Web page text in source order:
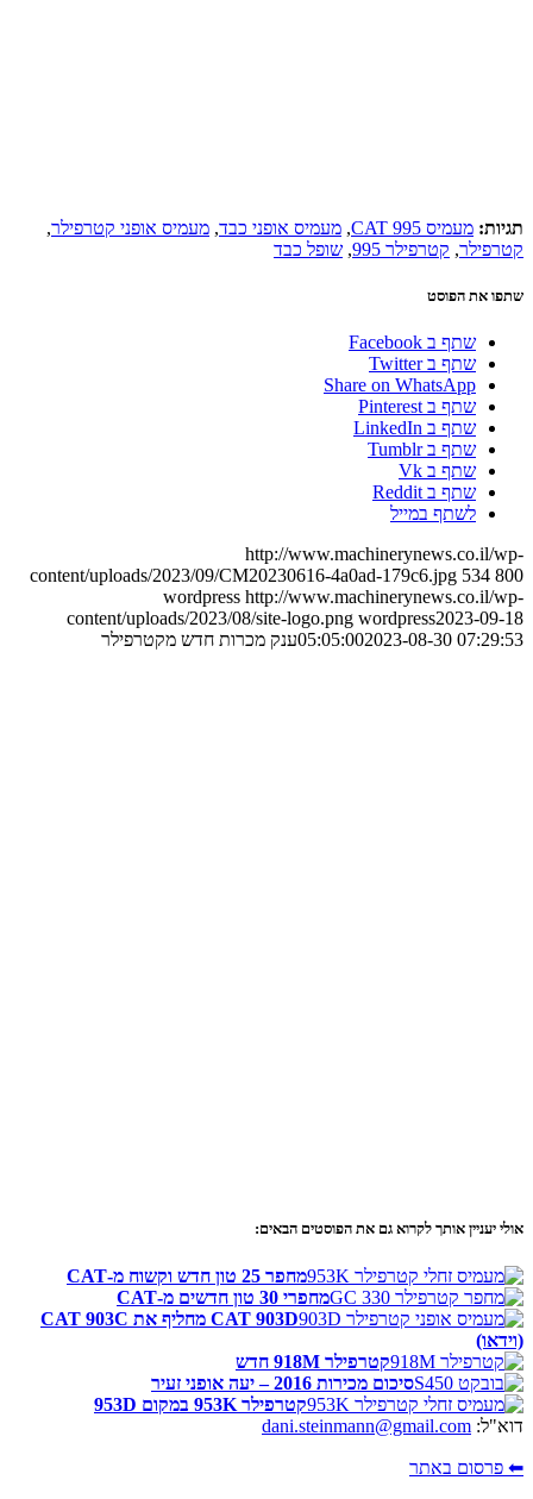
תגיות: מעמיס CAT 995 , מעמיס אופני כבד, מעמיס אופני קטרפילר,
קטרפילר, קטרפילר 995 , שופל כבד
שתפו את הפוסט
שתף ב Facebook
שתף ב Twitter
Share on WhatsApp
שתף ב Pinterest
שתף ב LinkedIn
שתף ב Tumblr
שתף ב Vk
שתף ב Reddit
לשתף במייל
http://www.machinerynews.co.il/wp-
content/uploads/2023/09/CM20230616-4a0ad-179c6.jpg 534 800
wordpress http://www.machinerynews.co.il/wp-
content/uploads/2023/08/site-logo.png wordpress2023-09-18
05:05:002023-08-30 07:29:53 ענק מכרות חדש מקטרפילר
אולי יעניין אותך לקרוא גם את הפוסטים הבאים:
מחפר 25 טון חדש וקשוח מ-CAT
מחפרי 30 טון חדשים מ-CAT
CAT 903D מחליף את CAT 903C
(וידאו)
קטרפילר 918M חדש
סיכום מכירות 2016 – יעה אופני זעיר
קטרפילר 953K במקום 953D
דוא"ל: dani.steinmann@gmail.com
⬅ פרסום באתר